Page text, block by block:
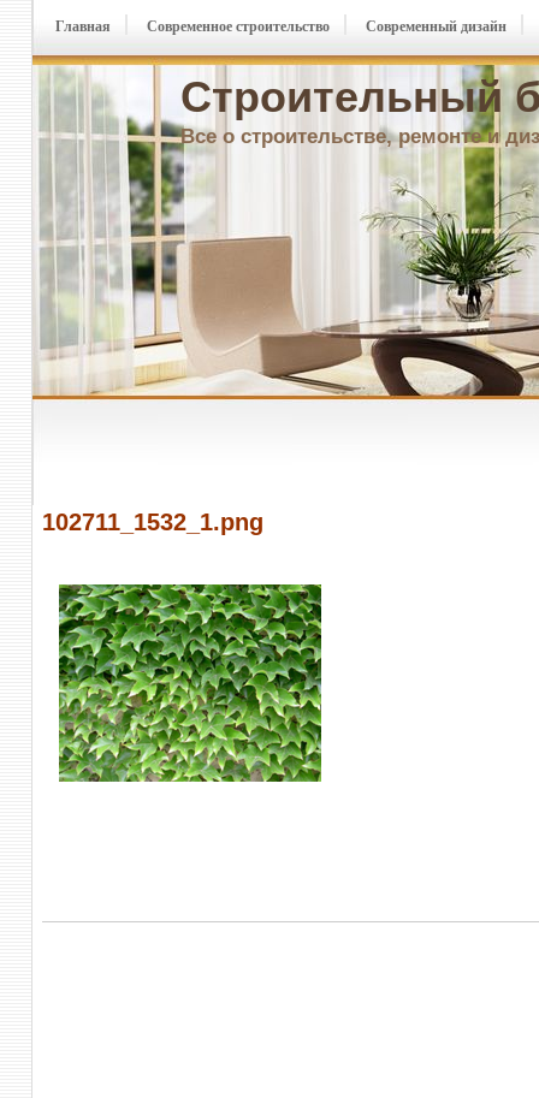
Строительный
Все о строительстве, ремонте и
Главная Современное строительство Современный дизайн
102711_1532_1.png